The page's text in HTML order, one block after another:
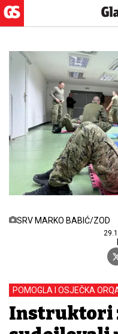
SRV MARKO BABIĆ/ZOD
POMOGLA I OSJEČKA
Instruktori